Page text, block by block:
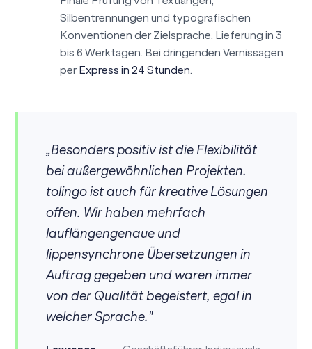
Silbentrennungen und typografischen
Konventionen der Zielsprache. Lieferung in 3
bis 6 Werktagen. Bei dringenden Vernissagen
per Express in 24 Stunden.
„Besonders positiv ist die Flexibilität
bei außergewöhnlichen Projekten.
tolingo ist auch für kreative Lösungen
offen. Wir haben mehrfach
lauflängengenaue und
lippensynchrone Übersetzungen in
Auftrag gegeben und waren immer
von der Qualität begeistert, egal in
welcher Sprache."